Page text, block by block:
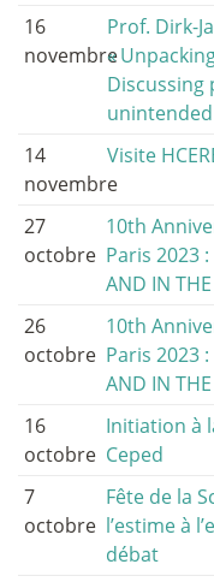
16
novembre
Prof. Dirk-
«
Discussing
14
novembre
Visite
27
octobre
10th
Paris 2023 :
AND IN
26
octobre
10th
Paris 2023 :
AND IN
16
octobre
Initiation à
Ceped
7
octobre
Fête de la
l’estime à
débat